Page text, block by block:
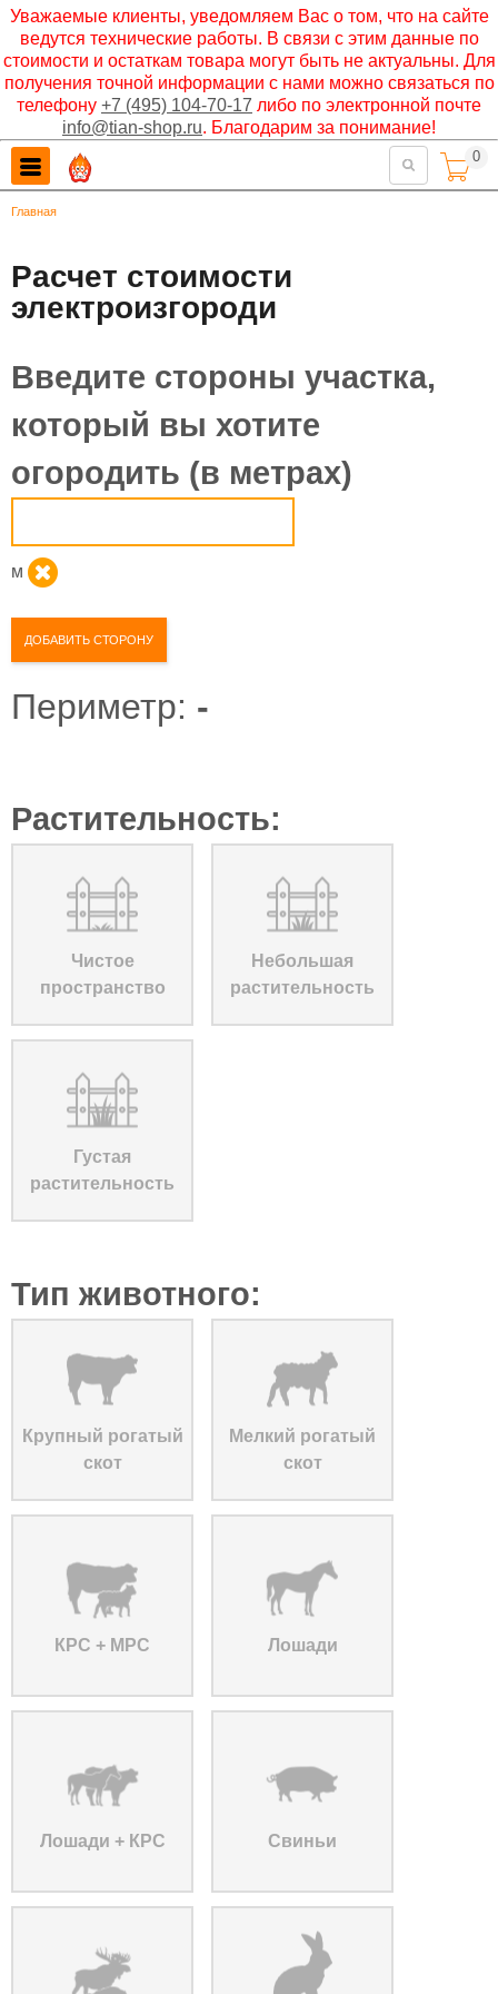
Уважаемые клиенты, уведомляем Вас о том, что на сайте
ведутся технические работы. В связи с этим данные по
стоимости и остаткам товара могут быть не актуальны. Для
получения точной информации с нами можно связаться по
телефону +7 (495) 104-70-17 либо по электронной почте
info@tian-shop.ru. Благодарим за понимание!
 0
Главная
Расчет стоимости
электроизгороди
Введите стороны участка,
который вы хотите
огородить (в метрах)
м
ДОБАВИТЬ СТОРОНУ
Периметр: -
Растительность:
Чистое
пространство
Небольшая
растительность
Густая
растительность
Тип животного:
Крупный рогатый
скот
Мелкий рогатый
скот
КРС + МРС Лошади
Лошади + КРС Свиньи